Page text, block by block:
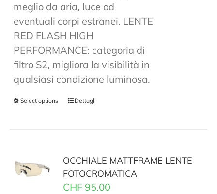
meglio da aria, luce od
eventuali corpi estranei. LENTE
RED FLASH HIGH
PERFORMANCE: categoria di
filtro S2, migliora la visibilità in
qualsiasi condizione luminosa.
Select options Dettagli
OCCHIALE MATTFRAME LENTE
FOTOCROMATICA
CHF 95.00